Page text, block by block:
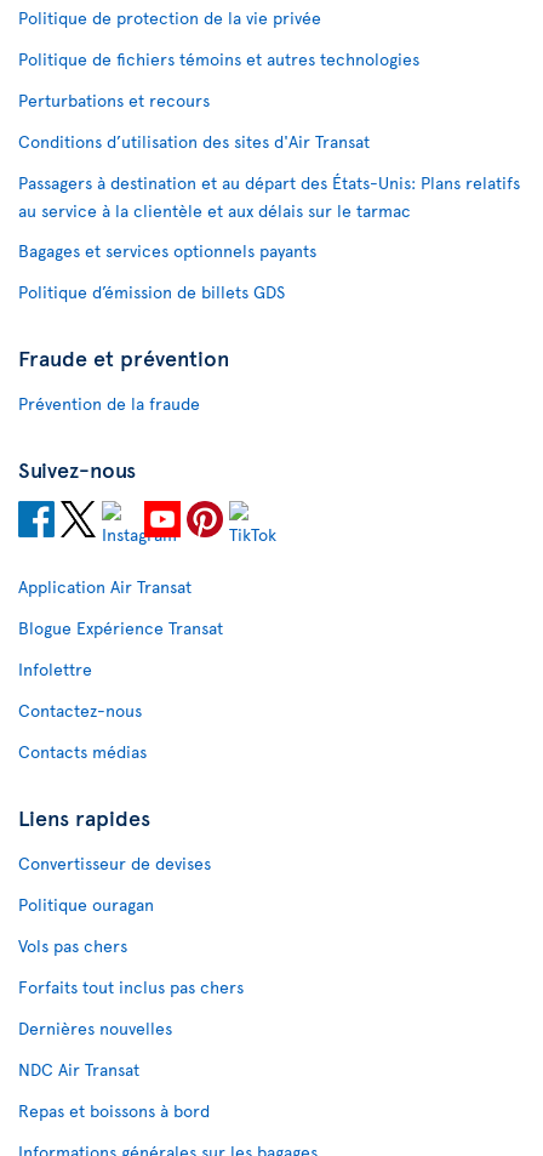
Politique de protection de la vie privée
Politique de fichiers témoins et autres technologies
Perturbations et recours
Conditions d’utilisation des sites d'Air Transat
Passagers à destination et au départ des États-Unis: Plans relatifs
au service à la clientèle et aux délais sur le tarmac
Bagages et services optionnels payants
Politique d’émission de billets GDS
Fraude et prévention
Prévention de la fraude
Suivez-nous
Application Air Transat
Blogue Expérience Transat
Infolettre
Contactez-nous
Contacts médias
Liens rapides
Convertisseur de devises
Politique ouragan
Vols pas chers
Forfaits tout inclus pas chers
Dernières nouvelles
NDC Air Transat
Repas et boissons à bord